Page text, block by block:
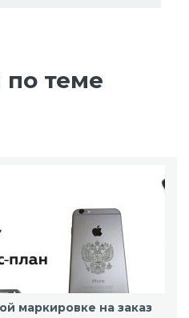
по теме
маркировке на заказ